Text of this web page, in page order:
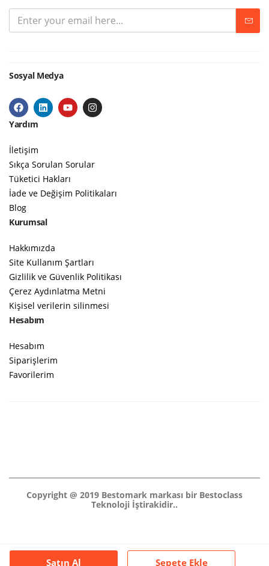
Satın Al Sepete Ekle
Sosyal Medya
Yardım
İletişim
Sıkça Sorulan Sorular
Tüketici Hakları
İade ve Değişim Politikaları
Blog
Kurumsal
Hakkımızda
Site Kullanım Şartları
Gizlilik ve Güvenlik Politikası
Çerez Aydınlatma Metni
Kişisel verilerin silinmesi
Hesabım
Hesabım
Siparişlerim
Favorilerim
Copyright @ 2019 Bestomark markası bir Bestoclass
Teknoloji İştirakidir..